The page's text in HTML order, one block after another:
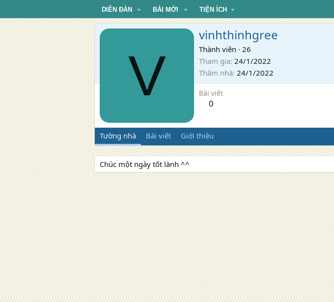
DIỄN ĐÀN BÀI MỚI TIỆN ÍCH
V
vinhthinhgree
Thành viên · 26
Tham gia 24/1/2022
Thăm nhà 24/1/2022
Bài viết
0
Tường nhà Bài viết Giới thiệu
Chúc một ngày tốt lành ^^